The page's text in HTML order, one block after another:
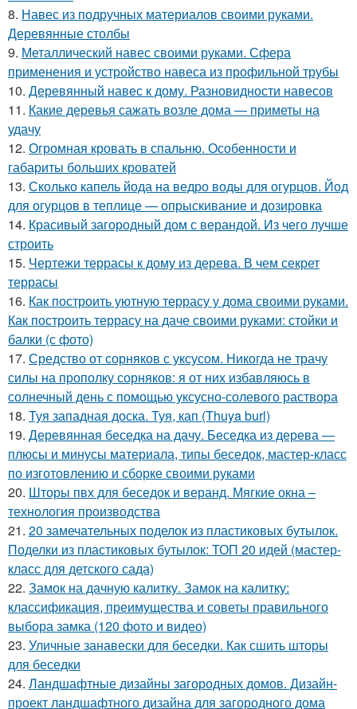
8. Навес из подручных материалов своими руками.
Деревянные столбы
9. Металлический навес своими руками. Сфера
применения и устройство навеса из профильной трубы
10. Деревянный навес к дому. Разновидности навесов
11. Какие деревья сажать возле дома — приметы на
удачу
12. Огромная кровать в спальню. Особенности и
габариты больших кроватей
13. Сколько капель йода на ведро воды для огурцов. Йод
для огурцов в теплице — опрыскивание и дозировка
14. Красивый загородный дом с верандой. Из чего лучше
строить
15. Чертежи террасы к дому из дерева. В чем секрет
террасы
16. Как построить уютную террасу у дома своими руками.
Как построить террасу на даче своими руками: стойки и
балки (с фото)
17. Средство от сорняков с уксусом. Никогда не трачу
силы на прополку сорняков: я от них избавляюсь в
солнечный день с помощью уксусно-солевого раствора
18. Туя западная доска. Туя, кап (Thuya burl)
19. Деревянная беседка на дачу. Беседка из дерева —
плюсы и минусы материала, типы беседок, мастер-класс
по изготовлению и сборке своими руками
20. Шторы пвх для беседок и веранд. Мягкие окна –
технология производства
21. 20 замечательных поделок из пластиковых бутылок.
Поделки из пластиковых бутылок: ТОП 20 идей (мастер-
класс для детского сада)
22. Замок на дачную калитку. Замок на калитку:
классификация, преимущества и советы правильного
выбора замка (120 фото и видео)
23. Уличные занавески для беседки. Как сшить шторы
для беседки
24. Ландшафтные дизайны загородных домов. Дизайн-
проект ландшафтного дизайна для загородного дома